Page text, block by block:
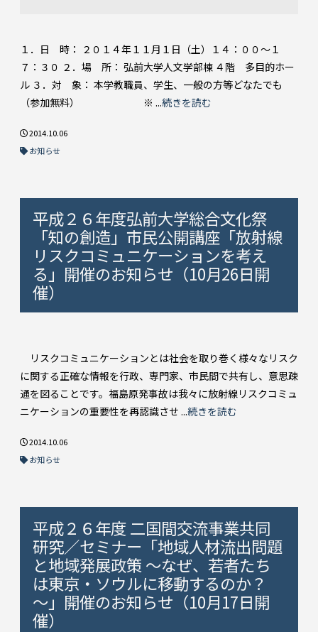
１．日 時： ２０１４年１１月１日（土）１４：００～１
７：３０ ２．場 所： 弘前大学人文学部棟 ４階 多目的ホー
ル ３．対 象： 本学教職員、学生、一般の方等どなたでも
（参加無料） ※ ...続きを読む
2014.10.06
お知らせ
平成２６年度弘前大学総合文化祭
「知の創造」市民公開講座「放射線
リスクコミュニケーションを考え
る」開催のお知らせ（10月26日開
催）
リスクコミュニケーションとは社会を取り巻く様々なリスク
に関する正確な情報を行政、専門家、市民間で共有し、意思疎
通を図ることです。福島原発事故は我々に放射線リスクコミュ
ニケーションの重要性を再認識させ ...続きを読む
2014.10.06
お知らせ
平成２６年度 二国間交流事業共同
研究／セミナー「地域人材流出問題
と地域発展政策 ～なぜ、若者たち
は東京・ソウルに移動するのか？
～」開催のお知らせ（10月17日開
催）